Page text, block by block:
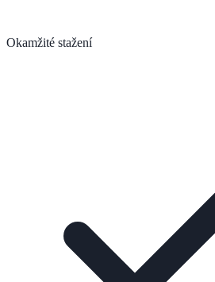
Okamžité stažení